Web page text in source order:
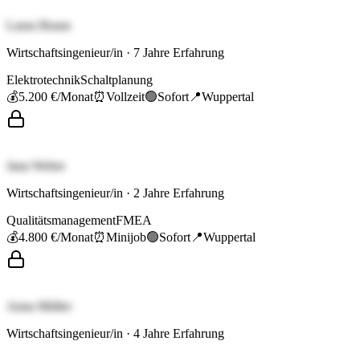
Laura Braun
Wirtschaftsingenieur/in · 7 Jahre Erfahrung
ElektrotechnikSchaltplanung
💰5.200 €/Monat⏰Vollzeit🟢Sofort 📍Wuppertal
Jana Weber
Wirtschaftsingenieur/in · 2 Jahre Erfahrung
QualitätsmanagementFMEA
💰4.800 €/Monat⏰Minijob🟢Sofort 📍Wuppertal
Anna Müller
Wirtschaftsingenieur/in · 4 Jahre Erfahrung